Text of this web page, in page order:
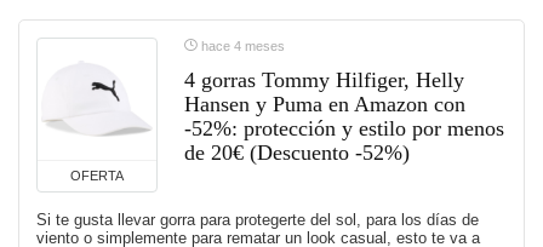
OFERTA
hace 4 meses
4 gorras Tommy Hilfiger, Helly
Hansen y Puma en Amazon con
-52%: protección y estilo por menos
de 20€ (Descuento -52%)
Si te gusta llevar gorra para protegerte del sol, para los días de
viento o simplemente para rematar un look casual, esto te va a